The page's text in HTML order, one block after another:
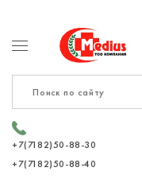
+7(7182)50-88-30
+7(7182)50-88-40